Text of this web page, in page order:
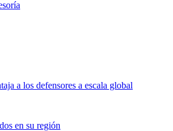
a los defensores a escala global
en su región